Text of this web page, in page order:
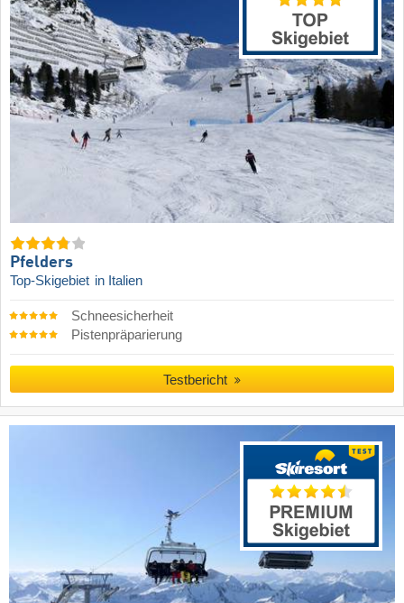
Pfelders
Top-Skigebiet in Italien
Schneesicherheit
Pistenpräparierung
Testbericht